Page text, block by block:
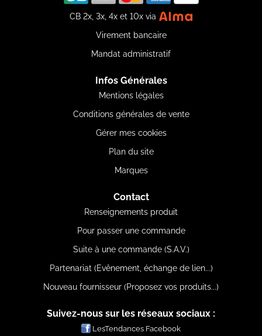
CB 2x, 3x, 4x et 10x via
Virement bancaire
Mandat administratif
Infos Générales
Mentions légales
Conditions générales de vente
Gérer mes cookies
Plan du site
Marques
Contact
Renseignements produit
Pour passer une commande
Suite à une commande (S.A.V.)
Partenariat (Evênement, échange de lien...)
Nouveau fournisseur (Proposez vos produits...)
Suivez-nous sur les réseaux sociaux :
LesTendances Facebook